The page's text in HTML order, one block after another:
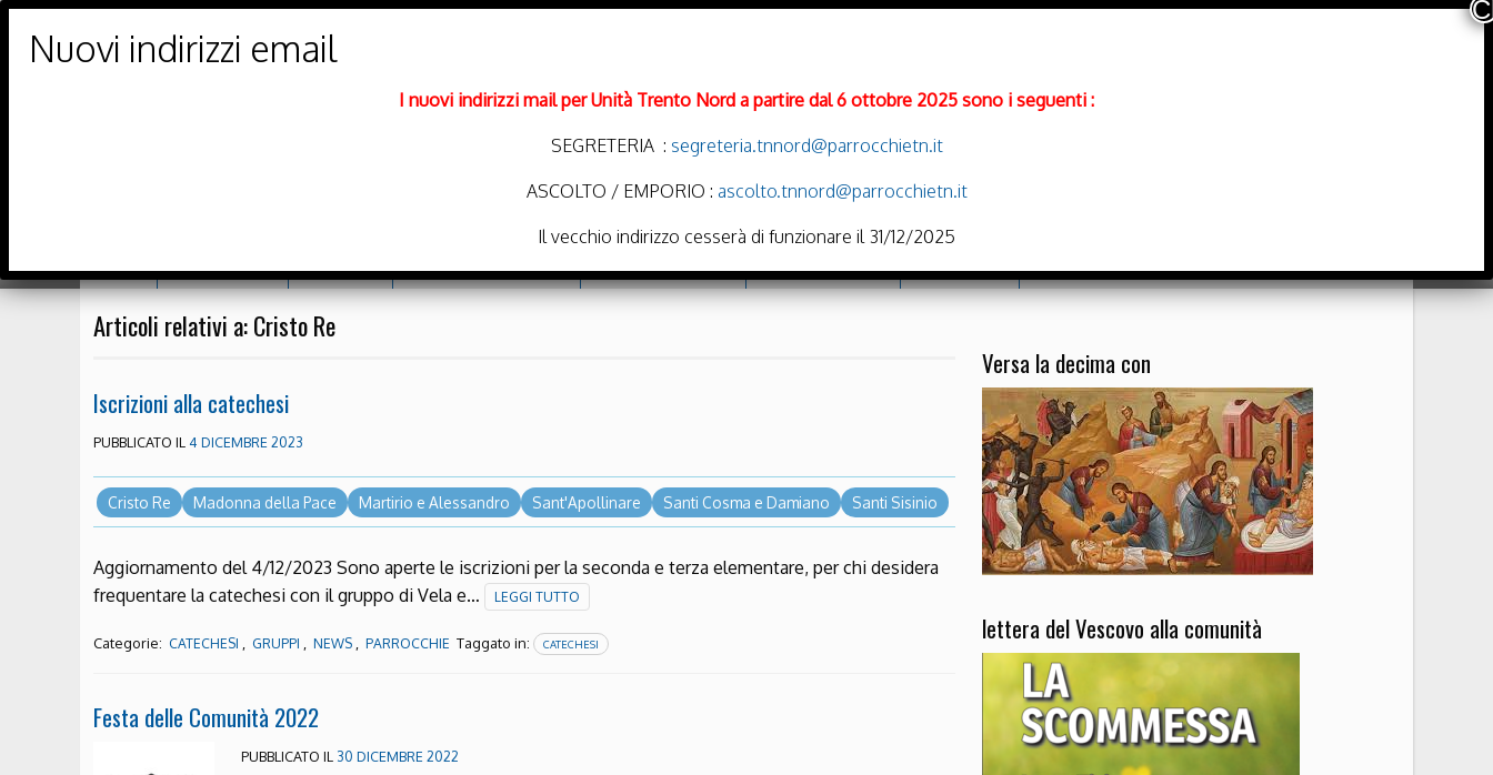
Trento Nord
Articoli relativi a: Cristo Re
Iscrizioni alla catechesi
PUBBLICATO IL4 DICEMBRE 2023
Cristo Re Madonna della Pace Martirio e Alessandro Sant'Apollinare Santi Cosma e Damiano Santi Sisinio
Aggiornamento del 4/12/2023 Sono aperte le iscrizioni per la seconda e terza elementare, per chi desidera
frequentare la catechesi con il gruppo di Vela e…
LEGGI TUTTO
Categorie: CATECHESI GRUPPI NEWS PARROCCHIE Taggato in: CATECHESI
Festa delle Comunità 2022
PUBBLICATO IL 30 DICEMBRE 2022
Versa la decima con
lettera del Vescovo alla comunità
I nuovi indirizzi mail per Unità Trento Nord a partire dal 6 ottobre 2025 sono i seguenti :
SEGRETERIA : segreteria.tnnord@parrocchietn.it
ASCOLTO / EMPORIO : ascolto.tnnord@parrocchietn.it
Il vecchio indirizzo cesserà di funzionare il 31/12/2025